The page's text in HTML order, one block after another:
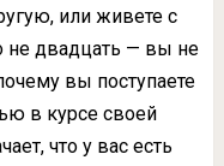
или живете с
не двадцать — вы не
вы поступаете
в курсе своей
что у вас есть